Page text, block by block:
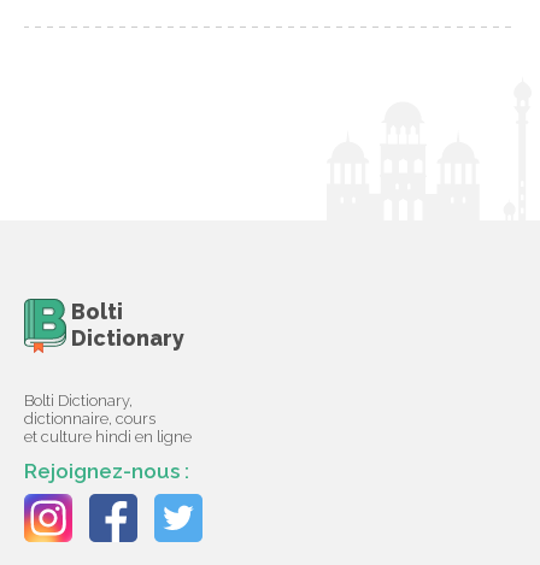
Bolti
Dictionary
Bolti Dictionary,
dictionnaire, cours
et culture hindi en ligne
Rejoignez-nous :